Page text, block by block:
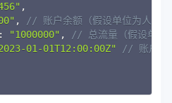
,
,
// 账户余额（假设单位为人民
: "1000000" ,
// 总流量（假设单位
01-01T12:00:00Z"
// 账户创